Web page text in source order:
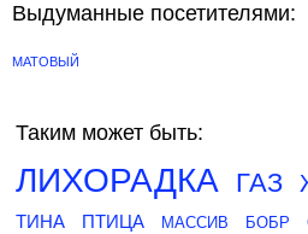
Выдуманные посетителями:
МАТОВЫЙ
Таким может быть:
ЛИХОРАДКА ГАЗ
ТИНА
ПТИЦА МАССИВ БОБР